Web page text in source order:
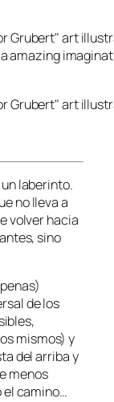
laberinto.
no lleva a
volver hacia
sino
de los
mismos) y
del arriba y
menos
el camino…